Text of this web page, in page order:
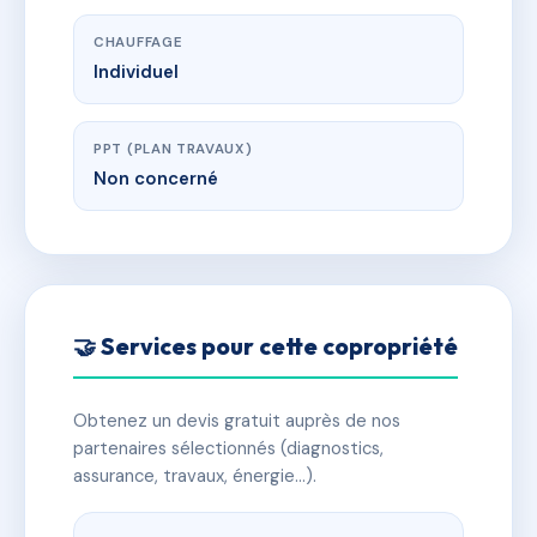
CHAUFFAGE
Individuel
PPT (PLAN TRAVAUX)
Non concerné
🤝 Services pour cette copropriété
Obtenez un devis gratuit auprès de nos
partenaires sélectionnés (diagnostics,
assurance, travaux, énergie…).